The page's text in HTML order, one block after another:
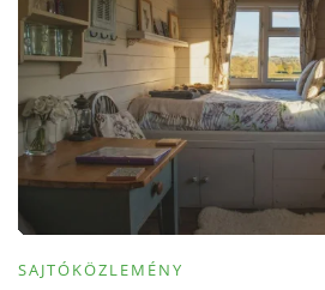
SAJTÓKÖZLEMÉNY